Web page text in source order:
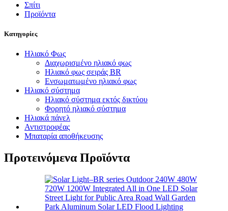
Σπίτι
Προϊόντα
Κατηγορίες
Ηλιακό Φως
Διαχωρισμένο ηλιακό φως
Ηλιακό φως σειράς BR
Ενσωματωμένο ηλιακό φως
Ηλιακό σύστημα
Ηλιακό σύστημα εκτός δικτύου
Φορητό ηλιακό σύστημα
Ηλιακά πάνελ
Αντιστροφέας
Μπαταρία αποθήκευσης
Προτεινόμενα Προϊόντα